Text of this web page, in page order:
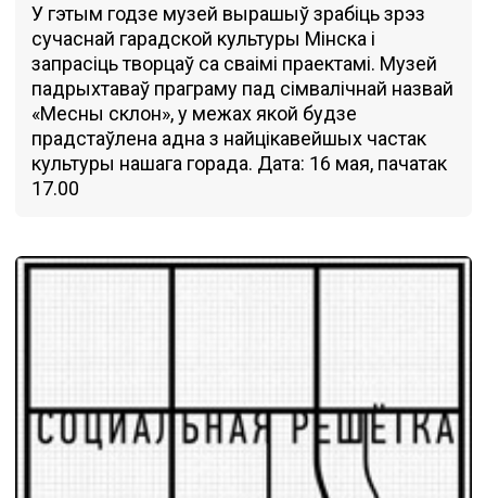
У гэтым годзе музей вырашыў зрабіць зрэз
сучаснай гарадской культуры Мінска і
запрасіць творцаў са сваімі праектамі. Музей
падрыхтаваў праграму пад сімвалічнай назвай
«Месны склон», у межах якой будзе
прадстаўлена адна з найцікавейшых частак
культуры нашага горада. Дата: 16 мая, пачатак
17.00